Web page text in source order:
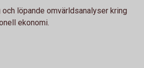
och löpande omvärldsanalyser kring
ekonomi.